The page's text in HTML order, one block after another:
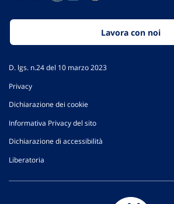
Lavora con noi
D. lgs. n.24 del 10 marzo 2023
Privacy
Dichiarazione dei cookie
Informativa Privacy del sito
Dichiarazione di accessibilità
Liberatoria